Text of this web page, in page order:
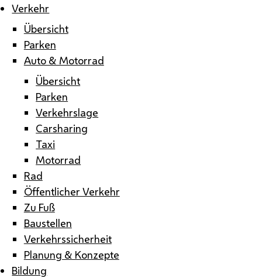
Verkehr
Übersicht
Parken
Auto & Motorrad
Übersicht
Parken
Verkehrslage
Carsharing
Taxi
Motorrad
Rad
Öffentlicher Verkehr
Zu Fuß
Baustellen
Verkehrssicherheit
Planung & Konzepte
Bildung